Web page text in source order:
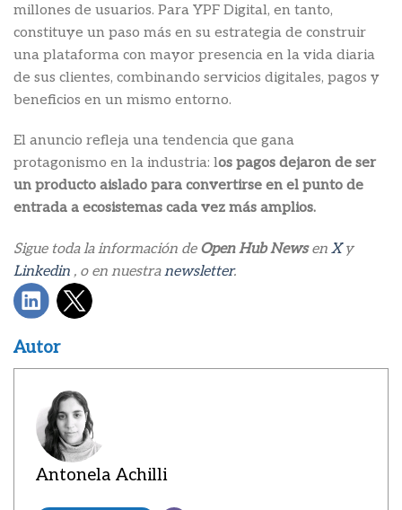
millones de usuarios. Para YPF Digital, en tanto,
constituye un paso más en su estrategia de construir
una plataforma con mayor presencia en la vida diaria
de sus clientes, combinando servicios digitales, pagos y
beneficios en un mismo entorno.
El anuncio refleja una tendencia que gana
protagonismo en la industria: los pagos dejaron de ser
un producto aislado para convertirse en el punto de
entrada a ecosistemas cada vez más amplios.
Sigue toda la información de Open Hub Newsen Xy
Linkedin , o en nuestranewsletter.
Autor
Antonela Achilli